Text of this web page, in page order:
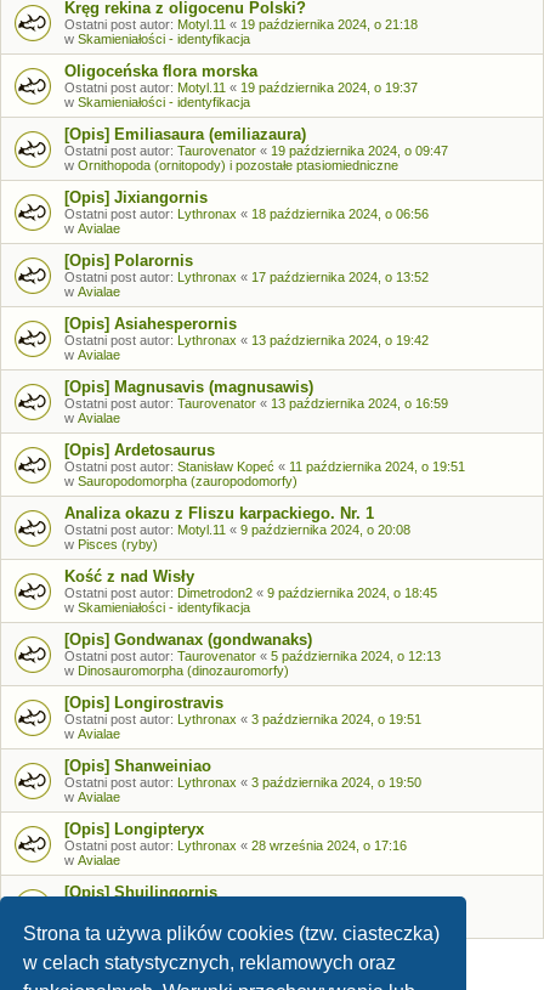
Strona ta używa plików cookies (tzw. ciasteczka)
w celach statystycznych, reklamowych oraz
Kręg rekina z oligocenu Polski?
Ostatni post autor: Motyl.11 « 19 października 2024, o 21:18
w Skamieniałości - identyfikacja
Oligoceńska flora morska
Ostatni post autor: Motyl.11 « 19 października 2024, o 19:37
w Skamieniałości - identyfikacja
[Opis] Emiliasaura (emiliazaura)
Ostatni post autor: Taurovenator « 19 października 2024, o 09:47
w Ornithopoda (ornitopody) i pozostałe ptasiomiedniczne
[Opis] Jixiangornis
Ostatni post autor: Lythronax « 18 października 2024, o 06:56
w Avialae
[Opis] Polarornis
Ostatni post autor: Lythronax « 17 października 2024, o 13:52
w Avialae
[Opis] Asiahesperornis
Ostatni post autor: Lythronax « 13 października 2024, o 19:42
w Avialae
[Opis] Magnusavis (magnusawis)
Ostatni post autor: Taurovenator « 13 października 2024, o 16:59
w Avialae
[Opis] Ardetosaurus
Ostatni post autor: Stanisław Kopeć « 11 października 2024, o 19:51
w Sauropodomorpha (zauropodomorfy)
Analiza okazu z Fliszu karpackiego. Nr. 1
Ostatni post autor: Motyl.11 « 9 października 2024, o 20:08
w Pisces (ryby)
Kość z nad Wisły
Ostatni post autor: Dimetrodon2 « 9 października 2024, o 18:45
w Skamieniałości - identyfikacja
[Opis] Gondwanax (gondwanaks)
Ostatni post autor: Taurovenator « 5 października 2024, o 12:13
w Dinosauromorpha (dinozauromorfy)
[Opis] Longirostravis
Ostatni post autor: Lythronax « 3 października 2024, o 19:51
w Avialae
[Opis] Shanweiniao
Ostatni post autor: Lythronax « 3 października 2024, o 19:50
w Avialae
[Opis] Longipteryx
Ostatni post autor: Lythronax « 28 września 2024, o 17:16
w Avialae
[Opis] Shuilingornis